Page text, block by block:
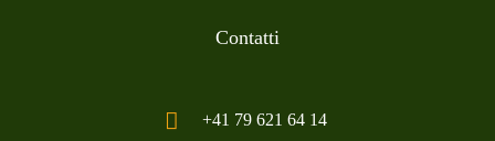
Contatti
+41 79 621 64 14